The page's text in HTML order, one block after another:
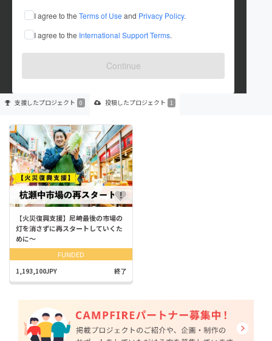
I agree to the Terms of Use and Privacy Policy.
I agree to the International Support Terms.
Continue
これまでに1件のプロジェクトを投稿しています
在住国：日本 現在地：兵庫県
出身国：日本 出身地：兵庫県
支援したプロジェクト 0 投稿したプロジェクト 1
【火災復興支援】尼崎最後の市場の
灯を消さずに再スタートしていくた
めに～
FUNDED
1,193,100JPY 終了